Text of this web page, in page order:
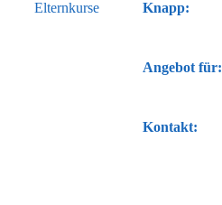
Knapp:
Angebot für:
Kontakt: